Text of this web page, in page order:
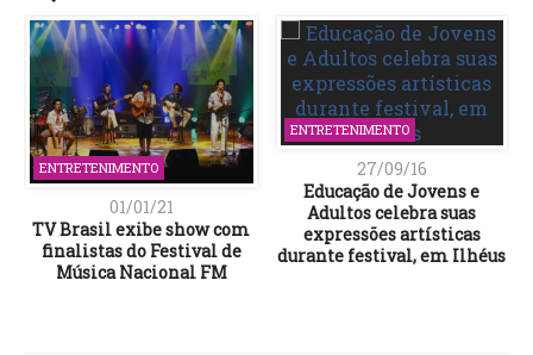
ENTRETENIMENTO
01/01/21
TV Brasil exibe show com
finalistas do Festival de
Música Nacional FM
ENTRETENIMENTO
27/09/16
Educação de Jovens e
Adultos celebra suas
expressões artísticas
durante festival, em Ilhéus